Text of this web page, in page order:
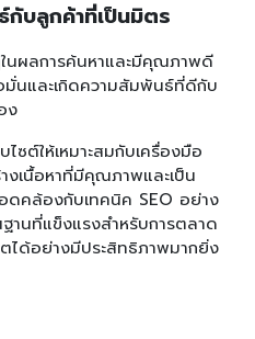
กับลูกค้าที่เป็นมิตร
นผลการค้นหาและมีคุณภาพดี
มั่นและเกิดความสัมพันธ์ที่ดีกับ
ง
ไซต์ให้เหมาะสมกับเครื่องมือ
งเนื้อหาที่มีคุณภาพและเป็น
ดคล้องกับเทคนิค SEO อย่าง
านที่แข็งแรงสำหรับการตลาด
ได้อย่างมีประสิทธิภาพมากยิ่ง